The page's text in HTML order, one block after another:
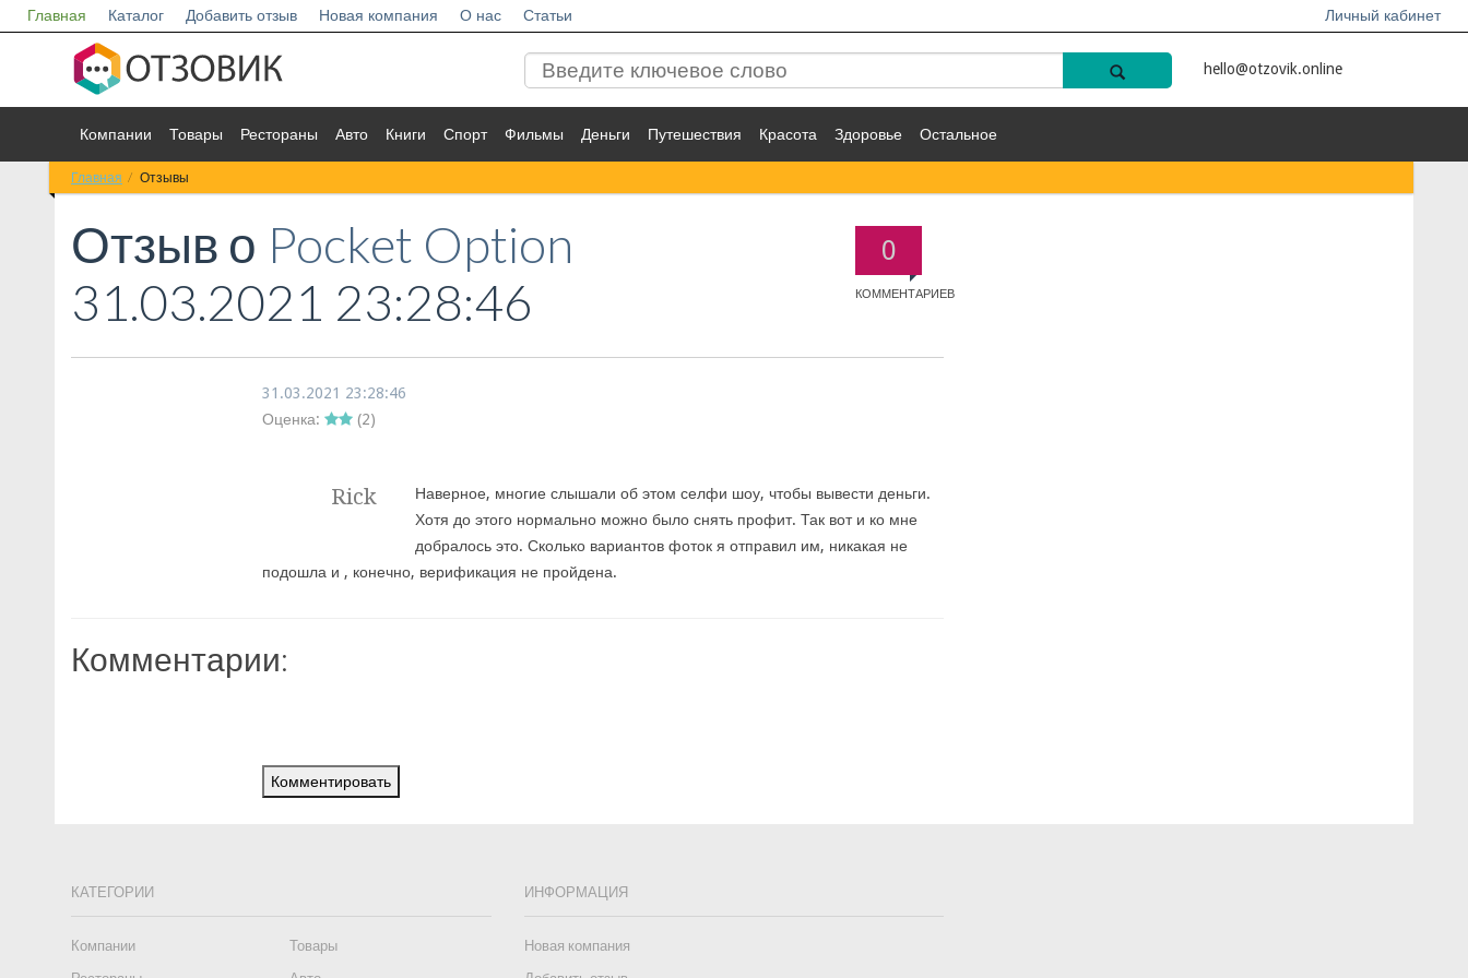
Главная Каталог Добавить отзыв Новая компания О нас Статьи Личный кабинет
hello@otzovik.online
Компании Товары Рестораны Авто Книги Спорт Фильмы Деньги Путешествия Красота Здоровье Остальное
Главная Отзывы
0
КОММЕНТАРИЕВ
Отзыв о Pocket Option
31.03.2021 23:28:46
31.03.2021 23:28:46
Оценка:
(2)
Rick
Наверное, многие слышали об этом селфи шоу, чтобы вывести деньги.
Хотя до этого нормально можно было снять профит. Так вот и ко мне
добралось это. Сколько вариантов фоток я отправил им, никакая не
подошла и , конечно, верификация не пройдена.
Комментарии:
Комментировать
КАТЕГОРИИ
Компании
Товары
ИНФОРМАЦИЯ
Новая компания